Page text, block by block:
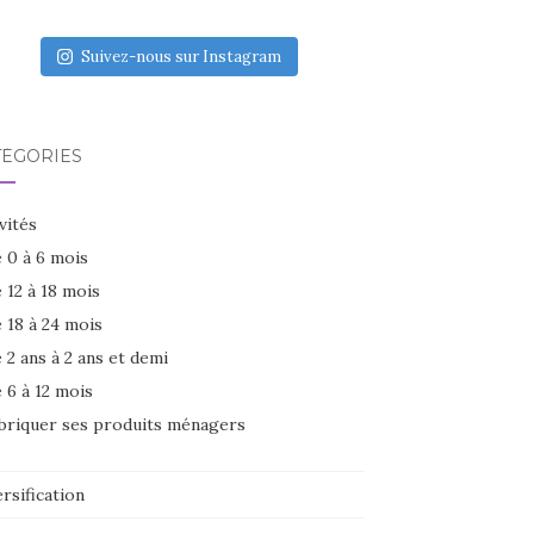
Suivez-nous sur Instagram
0 à 6 mois
12 à 18 mois
18 à 24 mois
2 ans à 2 ans et demi
6 à 12 mois
ses produits ménagers